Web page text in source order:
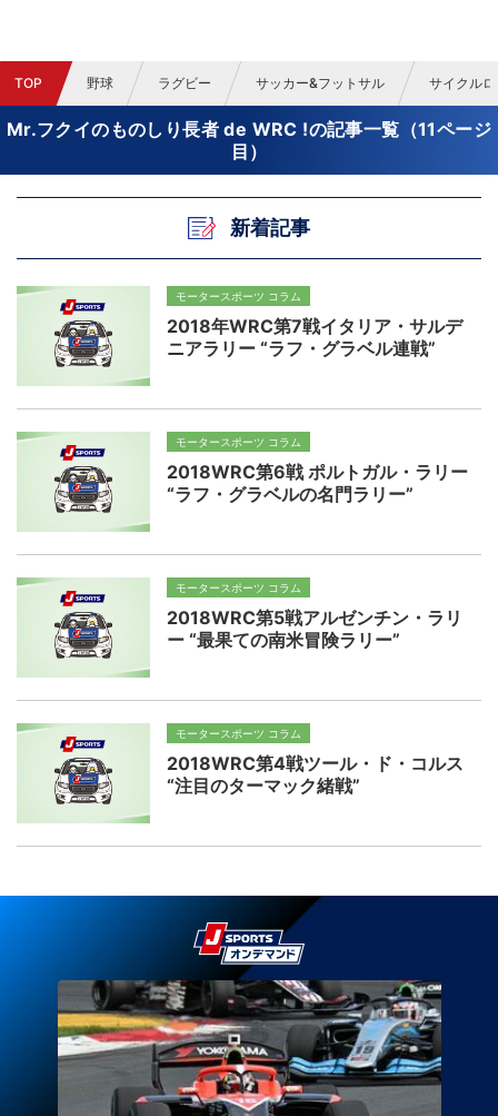
TOP 野球 ラグビー サッカー&フットサル サイクル
Mr.フクイのものしり長者 de WRC !の記事一覧（11ページ
目）
新着記事
モータースポーツ コラム
2018年WRC第7戦イタリア・サルデ
ニアラリー “ラフ・グラベル連戦”
モータースポーツ コラム
2018WRC第6戦 ポルトガル・ラリー
“ラフ・グラベルの名門ラリー”
モータースポーツ コラム
2018WRC第5戦アルゼンチン・ラリ
ー “最果ての南米冒険ラリー”
モータースポーツ コラム
2018WRC第4戦ツール・ド・コルス
“注目のターマック緒戦”